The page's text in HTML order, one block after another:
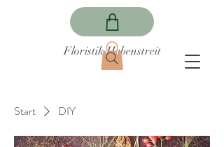
Floristik Hebenstreit
Start DIY